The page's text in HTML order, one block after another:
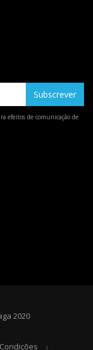
Subscrever
efeitos de comunicação de
2020